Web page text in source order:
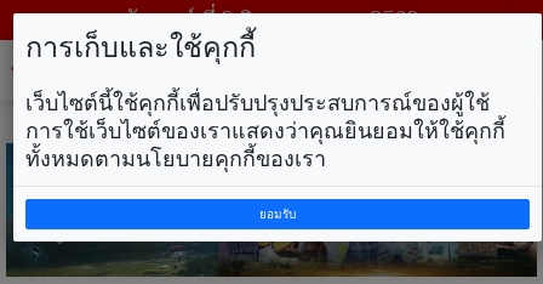
วันเสาร์ ที่ 8 สิงหาคม พ.ศ. 2569
การเก็บและใช้คุกกี้
เว็บไซต์นี้ใช้คุกกี้เพื่อปรับปรุงประสบการณ์ของผู้ใช้
การใช้เว็บไซต์ของเราแสดงว่าคุณยินยอมให้ใช้คุกกี้
ทั้งหมดตามนโยบายคุกกี้ของเรา
ยอมรับ